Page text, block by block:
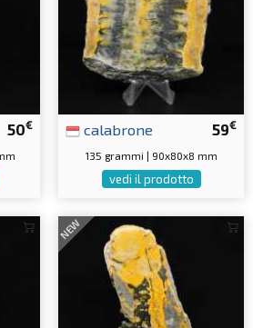
50€ 59€
calabrone
135 grammi | 90x80x8 mm
vedi il prodotto
NEW